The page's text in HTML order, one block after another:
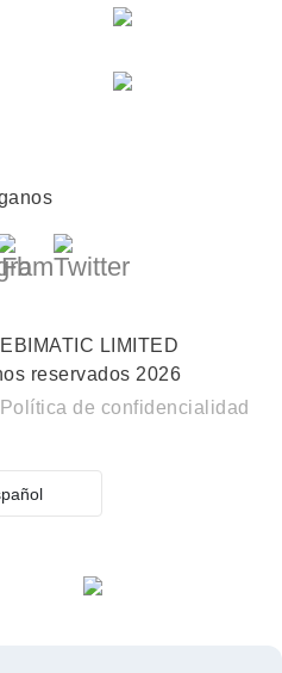
LIMITED
reservados 2026
Política de confidencialidad